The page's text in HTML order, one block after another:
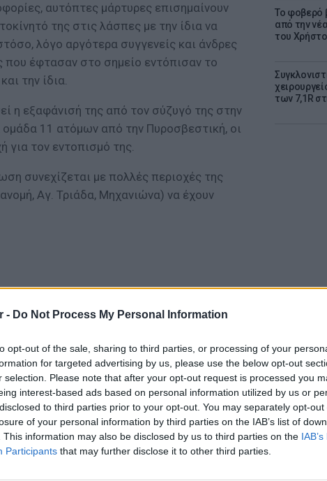
- Do Not Process My Personal Information
opt-out of the sale, sharing to third parties, or processing of your
for targeted advertising by us, please use the below opt-out
selection. Please note that after your opt-out request is processed you
interest-based ads based on personal information utilized by us or
to third parties prior to your opt-out. You may separately opt-out
of your personal information by third parties on the IAB’s list of
This information may also be disclosed by us to third parties on the
Participants that may further disclose it to other third parties.
Το φοβερό
από την
του
των 7,1R
αυτόπτες μάρτυρες επισημαίνουν
της στις λάσπες με την ίδια να
λόγο αργότερα συγγενείς και άνδρες
που έφτασαν στο σημείο εντόπισαν το
την ίδια.
η εξαφάνισή της από τον σύζυγό της στην
11 ατόμων από την Πυροσβεστική, οι
για τον εντοπισμό της.
συνεχίζεται με πολλές περιοχές της
Αγ. Τριάδα, Μηχανιώνα) να έχουν
ΔΙΑΦΗΜΙΣΗ
στο